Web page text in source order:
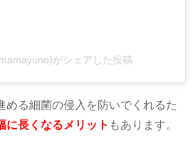
がシェアした投稿
める細菌の侵入を防いでくれるた
に長くなるメリット もあります。